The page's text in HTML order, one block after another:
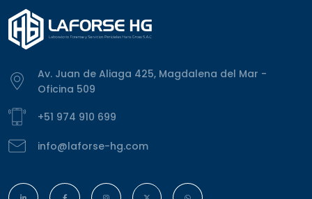
Av. Juan de Aliaga 425, Magdalena del Mar -
Oficina 509
+51 974 910 699
info@laforse-hg.com